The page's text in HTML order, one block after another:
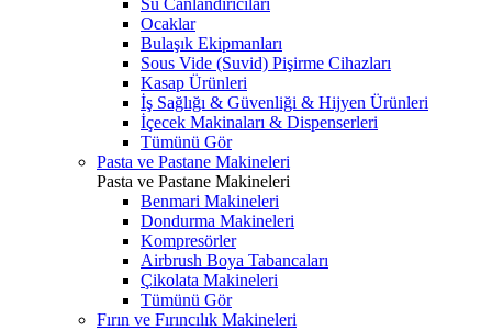
Su Canlandırıcıları
Ocaklar
Bulaşık Ekipmanları
Sous Vide (Suvid) Pişirme Cihazları
Kasap Ürünleri
İş Sağlığı & Güvenliği & Hijyen Ürünleri
İçecek Makinaları & Dispenserleri
Tümünü Gör
Pasta ve Pastane Makineleri
Pasta ve Pastane Makineleri
Benmari Makineleri
Dondurma Makineleri
Kompresörler
Airbrush Boya Tabancaları
Çikolata Makineleri
Tümünü Gör
Fırın ve Fırıncılık Makineleri